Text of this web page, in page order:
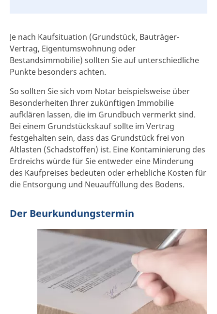
Je nach Kaufsituation (Grundstück, Bauträger-
Vertrag, Eigentumswohnung oder
Bestandsimmobilie) sollten Sie auf unterschiedliche
Punkte besonders achten.
So sollten Sie sich vom Notar beispielsweise über
Besonderheiten Ihrer zukünftigen Immobilie
aufklären lassen, die im Grundbuch vermerkt sind.
Bei einem Grundstückskauf sollte im Vertrag
festgehalten sein, dass das Grundstück frei von
Altlasten (Schadstoffen) ist. Eine Kontaminierung des
Erdreichs würde für Sie entweder eine Minderung
des Kaufpreises bedeuten oder erhebliche Kosten für
die Entsorgung und Neuauffüllung des Bodens.
Der Beurkundungstermin